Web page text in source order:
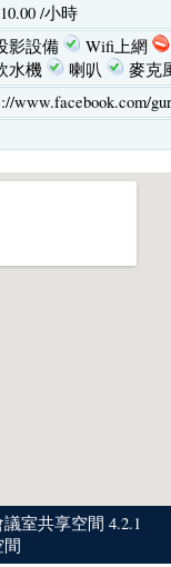
/小時
影設備 Wifi上網
水機
喇叭
麥克
www.facebook.com/
室共享空間 4.2.1
間